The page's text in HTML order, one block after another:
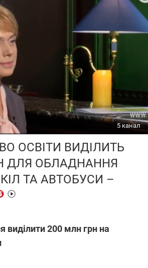
5 канал
ОСВІТИ ВИДІЛИТЬ
ДЛЯ ОБЛАДНАННЯ
ТА АВТОБУСИ –
виділити 200 млн грн на